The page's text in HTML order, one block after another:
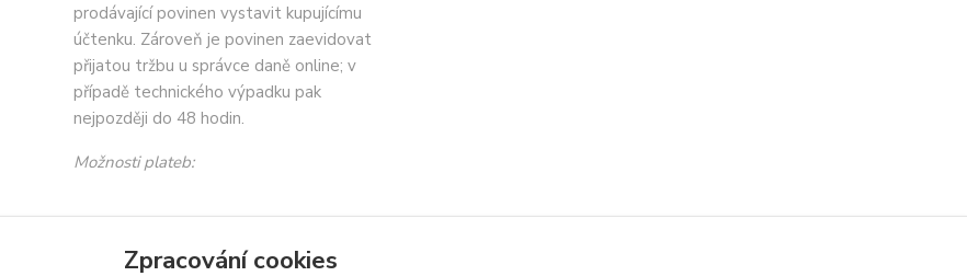
prodávající povinen vystavit kupujícímu
účtenku. Zároveň je povinen zaevidovat
přijatou tržbu u správce daně online; v
případě technického výpadku pak
nejpozději do 48 hodin.
Možnosti plateb:
Zpracování cookies